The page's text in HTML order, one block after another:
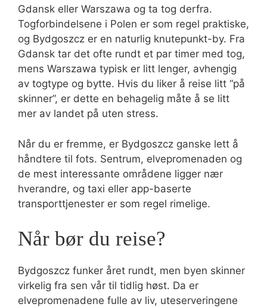
Gdansk eller Warszawa og ta tog derfra.
Togforbindelsene i Polen er som regel praktiske,
og Bydgoszcz er en naturlig knutepunkt-by. Fra
Gdansk tar det ofte rundt et par timer med tog,
mens Warszawa typisk er litt lenger, avhengig
av togtype og bytte. Hvis du liker å reise litt “på
skinner”, er dette en behagelig måte å se litt
mer av landet på uten stress.
Når du er fremme, er Bydgoszcz ganske lett å
håndtere til fots. Sentrum, elvepromenaden og
de mest interessante områdene ligger nær
hverandre, og taxi eller app-baserte
transporttjenester er som regel rimelige.
Når bør du reise?
Bydgoszcz funker året rundt, men byen skinner
virkelig fra sen vår til tidlig høst. Da er
elvepromenadene fulle av liv, uteserveringene